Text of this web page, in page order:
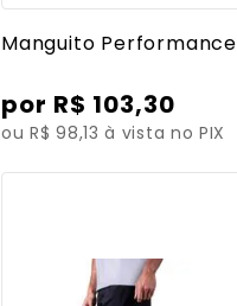
Manguito Performance
R$ 103,30
ou R$ 98,13 à vista no PIX